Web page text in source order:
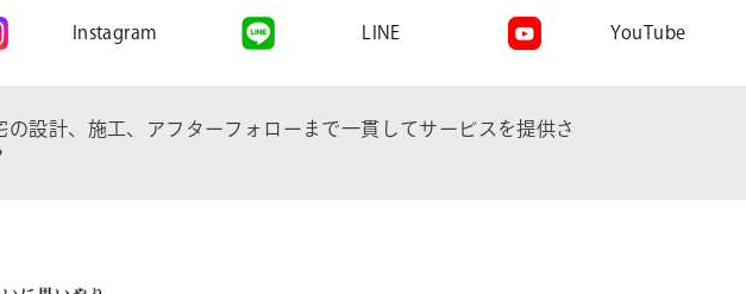
Instagram LINE YouTube
設計、施工、アフターフォローまで一貫してサービスを提供さ